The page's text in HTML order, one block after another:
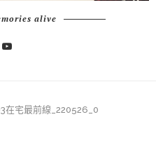
alive
在宅最前線_220526_0